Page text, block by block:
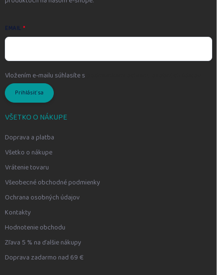
EMAIL
Vložením e-mailu súhlasíte s
Prihlásiť sa
VŠETKO O NÁKUPE
Doprava a platba
Všetko o nákupe
Vrátenie tovaru
Všeobecné obchodné podmienky
Ochrana osobných údajov
Kontakty
Hodnotenie obchodu
Zľava 5 % na ďalšie nákupy
Doprava zadarmo nad 69 €